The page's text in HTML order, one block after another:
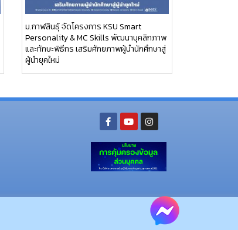
ม.กาฬสินธุ์ จัดโครงการ KSU Smart
Personality & MC Skills พัฒนาบุคลิกภาพ
และทักษะพิธีกร เสริมศักยภาพผู้นำนักศึกษาสู่
ผู้นำยุคใหม่
โทรศัพท์ : 043-602-055 โทรสาร : 043-602-044
โทรศัพท์ 043-811128 08-64584360 โทรสาร 043-813070